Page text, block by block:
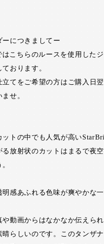
につきましてー
こちらのルースを使用した
おります。
てをご希望の方はご購入日翌
せ。
ットの中でも人気が高い
放射状のカットはまるで夜
感あふれる色味が爽やかな一
や動画からはなかなか伝えら
らしいのです。このタンザ